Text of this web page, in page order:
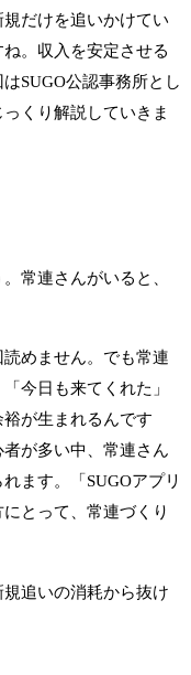
だけを追いかけてい
。収入を安定させる
SUGO公認事務所とし
くり解説していきま
常連さんがいると、
めません。でも常連
今日も来てくれた」
が生まれるんです
が多い中、常連さん
ます。「SUGOアプリ
とって、常連づくり
追いの消耗から抜け